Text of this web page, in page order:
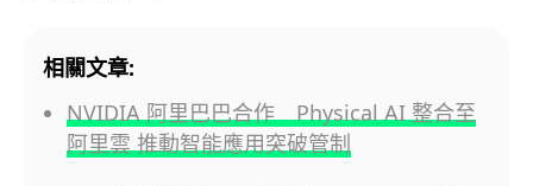
相關文章:
NVIDIA 阿里巴巴合作 Physical AI 整合至
阿里雲 推動智能應用突破管制